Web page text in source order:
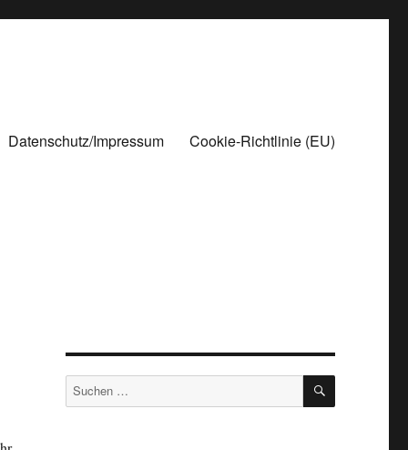
Datenschutz/Impressum Cookie-Richtlinie (EU)
Suchen
nach:
SUCHEN